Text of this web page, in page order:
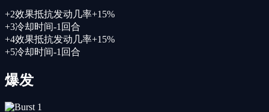
+2效果抵抗发动几率+15%
+3冷却时间-1回合
+4效果抵抗发动几率+15%
+5冷却时间-1回合
爆发